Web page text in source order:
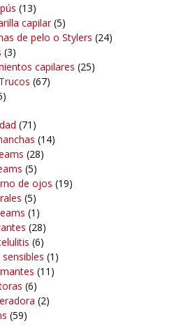
(13)
capilar(5)
de pelo o Stylers (24)
(3)
capilares (25)
(67)
(71)
(14)
(28)
(5)
de ojos (19)
(5)
(1)
(28)
(6)
sensibles (1)
(11)
(6)
(2)
(59)